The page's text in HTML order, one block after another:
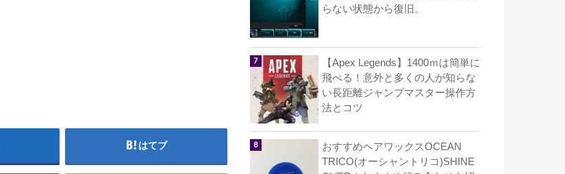
はてブ
らない状態から復旧。
【Apex Legends】1400ｍは簡単に
飛べる！意外と多くの人が知らな
い長距離ジャンプマスター操作方
法とコツ
おすすめヘアワックスOCEAN
TRICO(オーシャントリコ)SHINE